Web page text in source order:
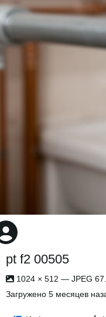
pt f2 00505
1024 × 512 — JPEG
Загружено 5 месяцев